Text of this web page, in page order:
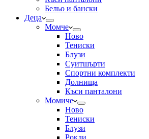
Бельо и бански
Деца
Момче
Ново
Тениски
Блузи
Суитшърти
Спортни комплекти
Долнища
Къси панталони
Момиче
Ново
Тениски
Блузи
Рокли